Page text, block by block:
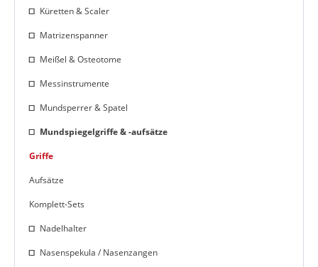
Küretten & Scaler
Matrizenspanner
Meißel & Osteotome
Messinstrumente
Mundsperrer & Spatel
Mundspiegelgriffe & -aufsätze
Griffe
Aufsätze
Komplett-Sets
Nadelhalter
Nasenspekula / Nasenzangen